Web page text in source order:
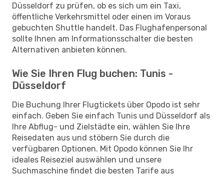
Düsseldorf zu prüfen, ob es sich um ein Taxi,
öffentliche Verkehrsmittel oder einen im Voraus
gebuchten Shuttle handelt. Das Flughafenpersonal
sollte Ihnen am Informationsschalter die besten
Alternativen anbieten können.
Wie Sie Ihren Flug buchen: Tunis -
Düsseldorf
Die Buchung Ihrer Flugtickets über Opodo ist sehr
einfach. Geben Sie einfach Tunis und Düsseldorf als
Ihre Abflug- und Zielstädte ein, wählen Sie Ihre
Reisedaten aus und stöbern Sie durch die
verfügbaren Optionen. Mit Opodo können Sie Ihr
ideales Reiseziel auswählen und unsere
Suchmaschine findet die besten Tarife aus